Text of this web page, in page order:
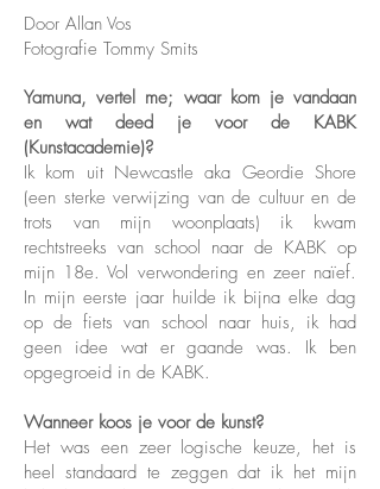
Door Allan Vos
Fotografie Tommy Smits
Yamuna, vertel me; waar kom je vandaan
en wat deed je voor de KABK
(Kunstacademie)?
Ik kom uit Newcastle aka Geordie Shore
(een sterke verwijzing van de cultuur en de
trots van mijn woonplaats) ik kwam
rechtstreeks van school naar de KABK op
mijn 18e. Vol verwondering en zeer naïef.
In mijn eerste jaar huilde ik bijna elke dag
op de fiets van school naar huis, ik had
geen idee wat er gaande was. Ik ben
opgegroeid in de KABK.
Wanneer koos je voor de kunst?
Het was een zeer logische keuze, het is
heel standaard te zeggen dat ik het mijn